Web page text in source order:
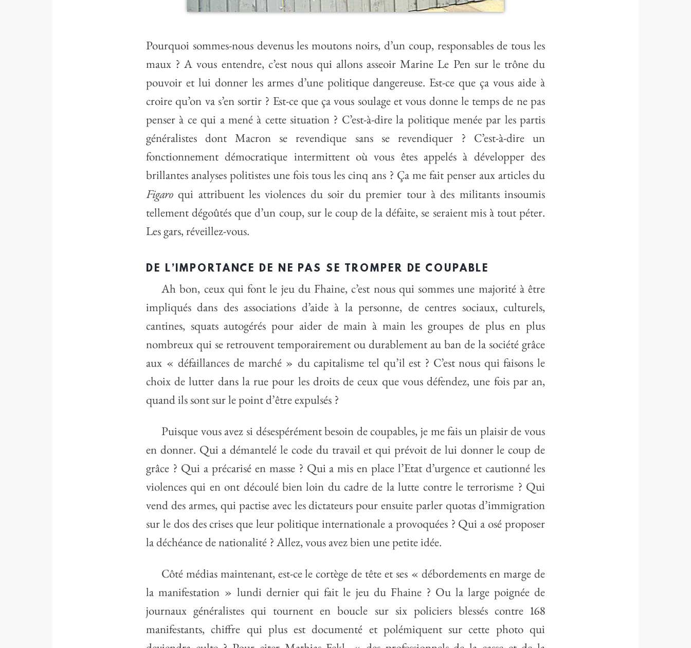
Pourquoi sommes-nous devenus les moutons noirs, d’un coup, responsables de tous les
maux ? A vous entendre, c’est nous qui allons asseoir Marine Le Pen sur le trône du
pouvoir et lui donner les armes d’une politique dangereuse. Est-ce que ça vous aide à
croire qu’on va s’en sortir ? Est-ce que ça vous soulage et vous donne le temps de ne pas
penser à ce qui a mené à cette situation ? C’est-à-dire la politique menée par les partis
généralistes dont Macron se revendique sans se revendiquer ? C’est-à-dire un
fonctionnement démocratique intermittent où vous êtes appelés à développer des
brillantes analyses politistes une fois tous les cinq ans ? Ça me fait penser aux articles du
Figaro qui attribuent les violences du soir du premier tour à des militants insoumis
tellement dégoûtés que d’un coup, sur le coup de la défaite, se seraient mis à tout péter.
Les gars, réveillez-vous.
DE L’IMPORTANCE DE NE PAS SE TROMPER DE COUPABLE
Ah bon, ceux qui font le jeu du Fhaine, c’est nous qui sommes une majorité à être
impliqués dans des associations d’aide à la personne, de centres sociaux, culturels,
cantines, squats autogérés pour aider de main à main les groupes de plus en plus
nombreux qui se retrouvent temporairement ou durablement au ban de la société grâce
aux « défaillances de marché » du capitalisme tel qu’il est ? C’est nous qui faisons le
choix de lutter dans la rue pour les droits de ceux que vous défendez, une fois par an,
quand ils sont sur le point d’être expulsés ?
Puisque vous avez si désespérément besoin de coupables, je me fais un plaisir de vous
en donner. Qui a démantelé le code du travail et qui prévoit de lui donner le coup de
grâce ? Qui a précarisé en masse ? Qui a mis en place l’Etat d’urgence et cautionné les
violences qui en ont découlé bien loin du cadre de la lutte contre le terrorisme ? Qui
vend des armes, qui pactise avec les dictateurs pour ensuite parler quotas d’immigration
sur le dos des crises que leur politique internationale a provoquées ? Qui a osé proposer
la déchéance de nationalité ? Allez, vous avez bien une petite idée.
Côté médias maintenant, est-ce le cortège de tête et ses « débordements en marge de
la manifestation » lundi dernier qui fait le jeu du Fhaine ? Ou la large poignée de
journaux généralistes qui tournent en boucle sur six policiers blessés contre 168
manifestants, chiffre qui plus est documenté et polémiquent sur cette photo qui